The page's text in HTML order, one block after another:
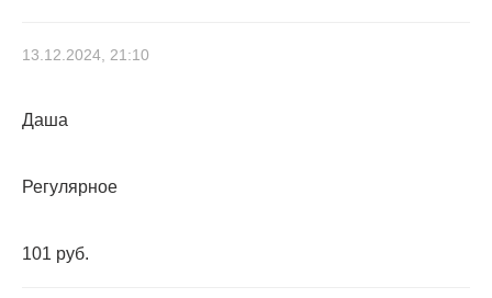
13.12.2024, 21:10
Даша
Регулярное
101 руб.